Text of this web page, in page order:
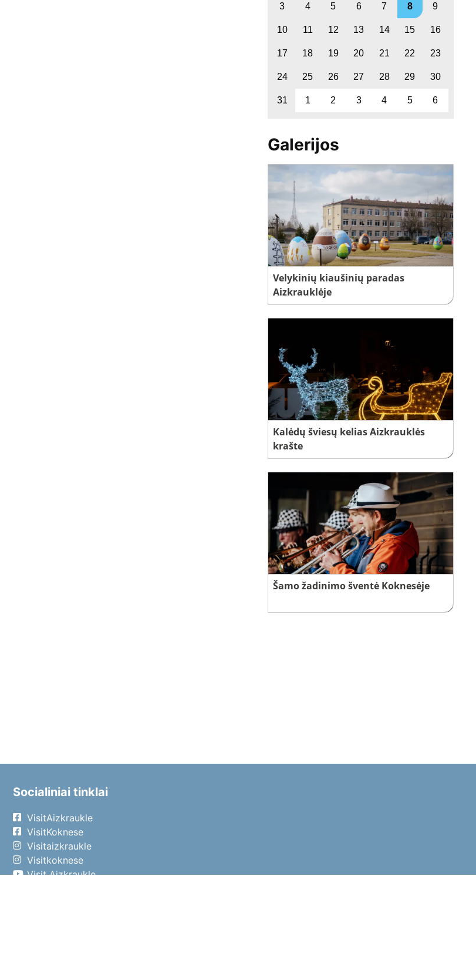
3 4 5 6 7 8 9
10 11 12 13 14 15 16
17 18 19 20 21 22 23
24 25 26 27 28 29 30
31 1 2 3 4 5 6
Galerijos
Velykinių kiaušinių paradas
Aizkrauklėje
Kalėdų šviesų kelias Aizkrauklės
krašte
Šamo žadinimo šventė Koknesėje
Socialiniai tinklai
VisitAizkraukle
VisitKoknese
Visitaizkraukle
Visitkoknese
Visit Aizkraukle